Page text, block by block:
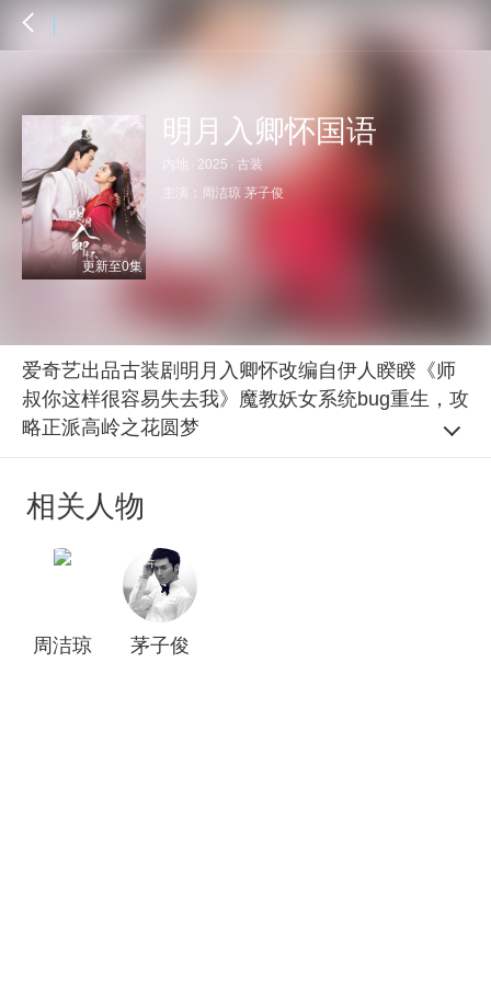
更新至0集
明月入卿怀国语
2025 · 古装
主演：
周洁琼 茅子俊
爱奇艺出品古装剧明月入卿怀改编自伊人睽睽《师
叔你这样很容易失去我》魔教妖女系统bug重生，攻
略正派高岭之花圆梦
相关人物
周洁琼 茅子俊